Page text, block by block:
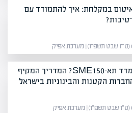
איטום במקלחת: איך להתמודד עם
מה זה מדד תא-SME150? המדריך המקיף
הקטנות והבינוניות בישראל